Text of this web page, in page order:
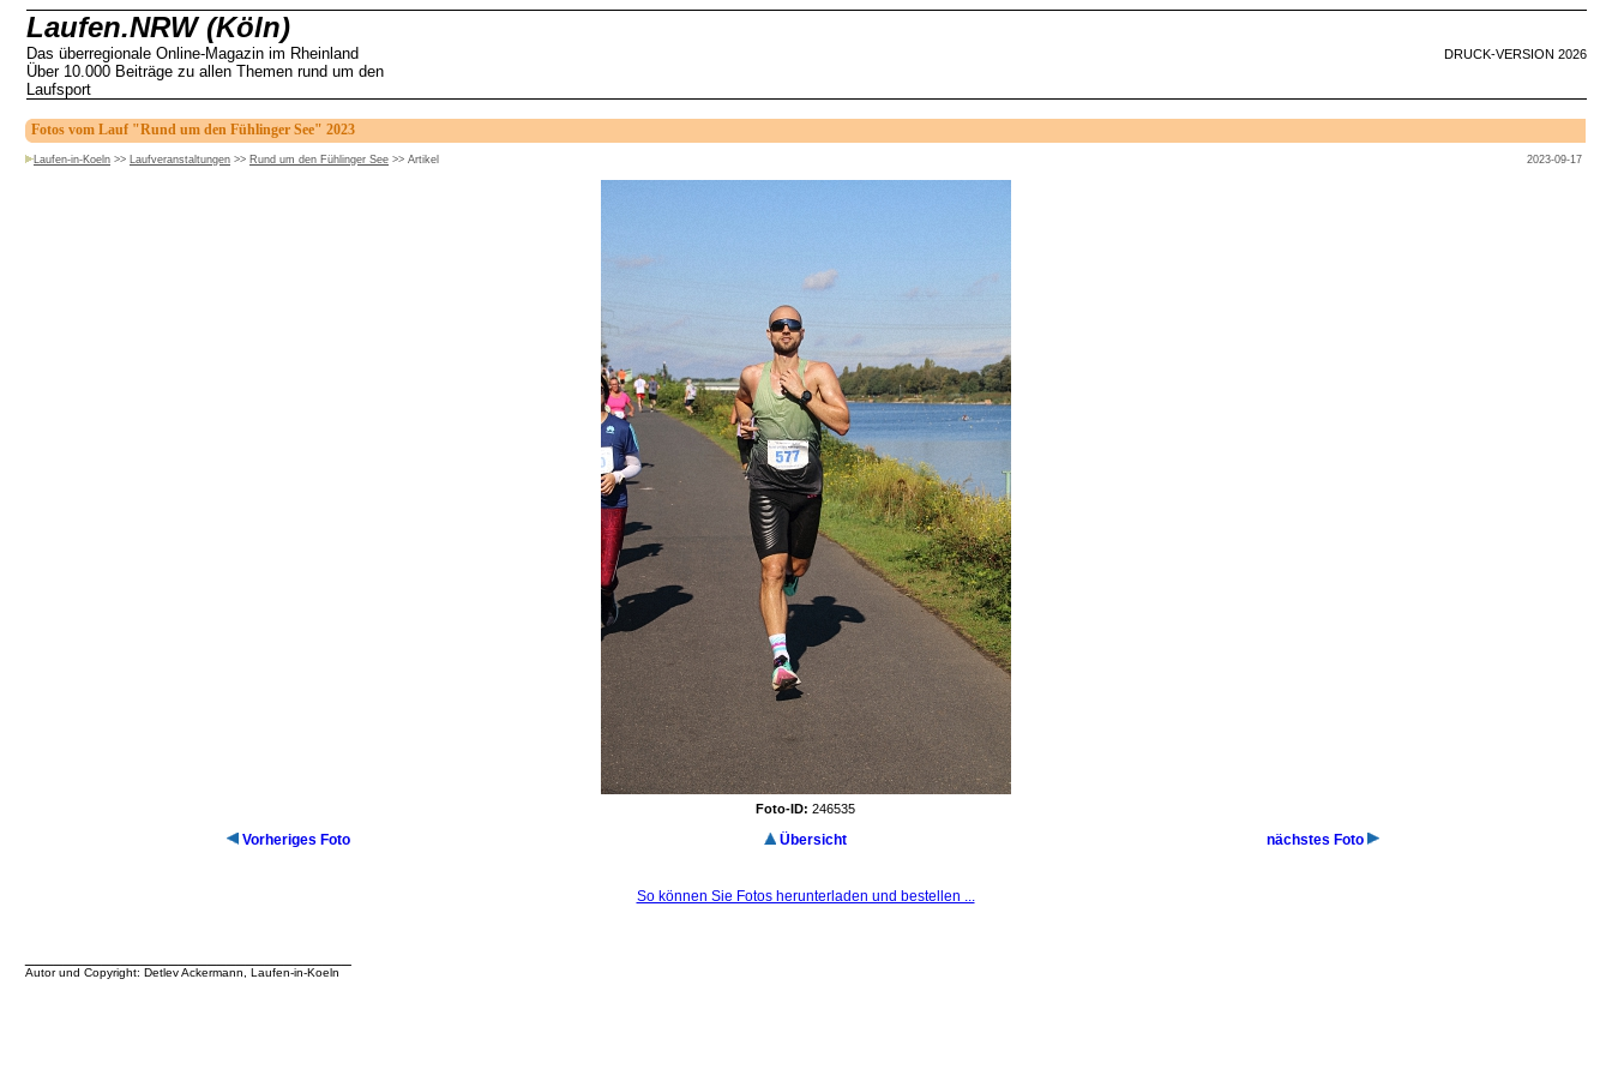
Laufen.NRW (Köln)
Das überregionale Online-Magazin im Rheinland
Über 10.000 Beiträge zu allen Themen rund um den
Laufsport
DRUCK-VERSION 2026
Fotos vom Lauf "Rund um den Fühlinger See" 2023
Laufen-in-Koeln >> Laufveranstaltungen >> Rund um den Fühlinger See >> Artikel 2023-09-17
Foto-ID: 246535
Vorheriges Foto Übersicht nächstes Foto
So können Sie Fotos herunterladen und bestellen ...
Autor und Copyright: Detlev Ackermann, Laufen-in-Koeln